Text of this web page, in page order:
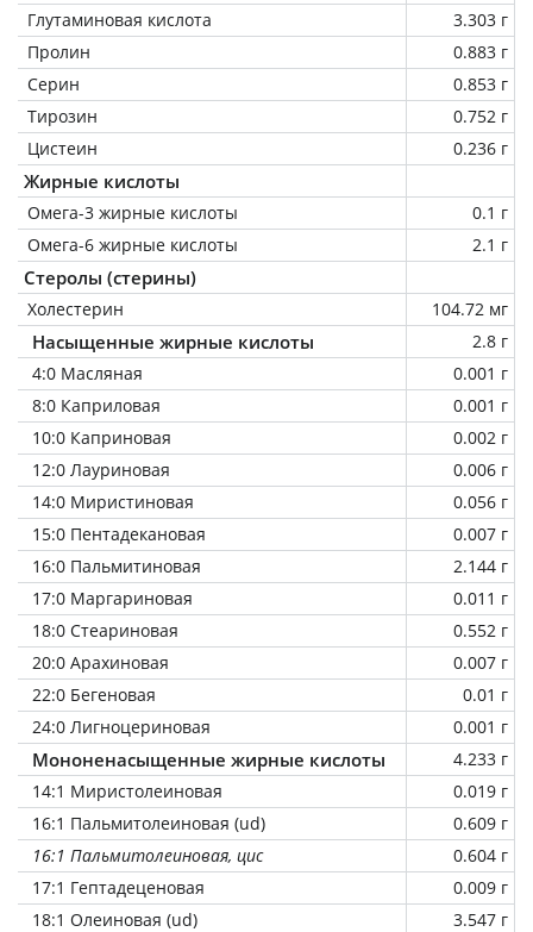
Глутаминовая кислота
3.303 г
Пролин
0.883 г
Серин
0.853 г
Тирозин
0.752 г
Цистеин
0.236 г
Жирные кислоты
Омега-3 жирные кислоты
0.1 г
Омега-6 жирные кислоты
2.1 г
Стеролы (стерины)
Холестерин 104.72 мг
Насыщенные жирные кислоты
2.8 г
4:0 Масляная
0.001 г
8:0 Каприловая
0.001 г
10:0 Каприновая
0.002 г
12:0 Лауриновая
0.006 г
14:0 Миристиновая
0.056 г
15:0 Пентадекановая
0.007 г
16:0 Пальмитиновая
2.144 г
17:0 Маргариновая
0.011 г
18:0 Стеариновая
0.552 г
20:0 Арахиновая
0.007 г
22:0 Бегеновая
0.01 г
24:0 Лигноцериновая
0.001 г
Мононенасыщенные жирные кислоты
4.233 г
14:1 Миристолеиновая
0.019 г
16:1 Пальмитолеиновая (ud)
0.609 г
16:1 Пальмитолеиновая, цис
0.604 г
17:1 Гептадеценовая
0.009 г
18:1 Олеиновая (ud)
3.547 г